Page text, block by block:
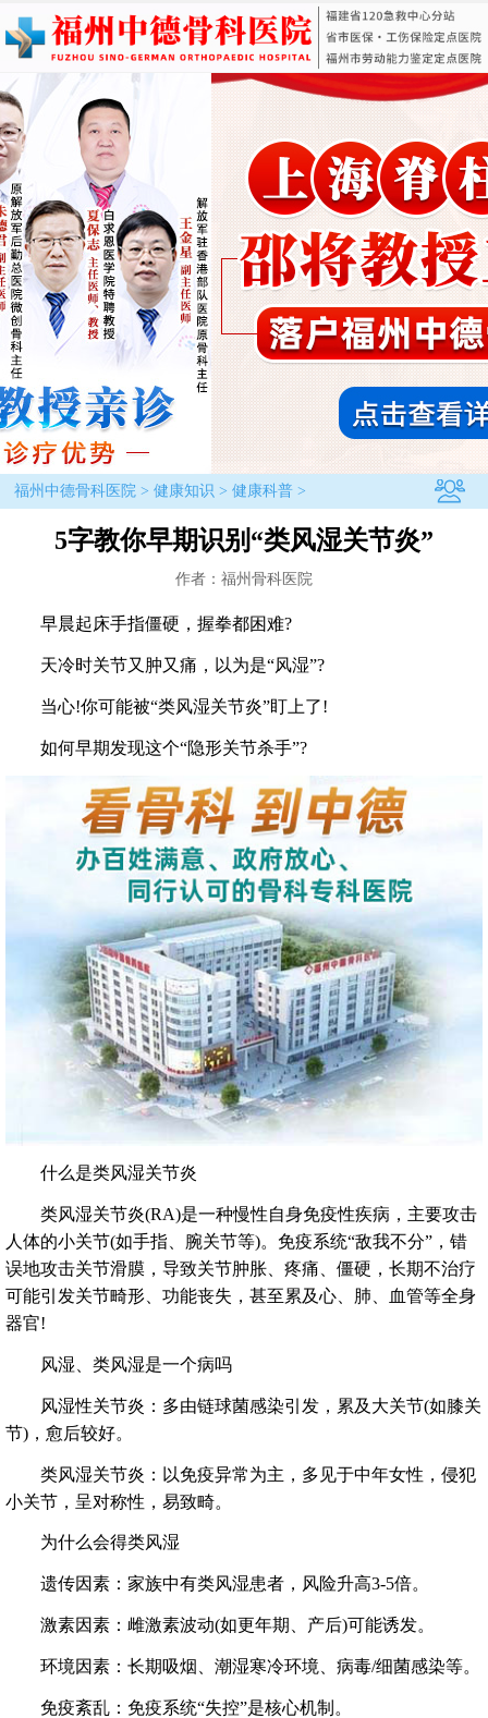
福州中德骨科医院> 健康知识 > 健康科普>
5字教你早期识别“类风湿关节炎”
作者：福州骨科医院
早晨起床手指僵硬，握拳都困难?
天冷时关节又肿又痛，以为是“风湿”?
当心!你可能被“类风湿关节炎”盯上了!
如何早期发现这个“隐形关节杀手”?
什么是类风湿关节炎
类风湿关节炎(RA)是一种慢性自身免疫性疾病，主要攻击
人体的小关节(如手指、腕关节等)。免疫系统“敌我不分”，错
误地攻击关节滑膜，导致关节肿胀、疼痛、僵硬，长期不治疗
可能引发关节畸形、功能丧失，甚至累及心、肺、血管等全身
器官!
风湿、类风湿是一个病吗
风湿性关节炎：多由链球菌感染引发，累及大关节(如膝关
节)，愈后较好。
类风湿关节炎：以免疫异常为主，多见于中年女性，侵犯
小关节，呈对称性，易致畸。
为什么会得类风湿
遗传因素：家族中有类风湿患者，风险升高3-5倍。
激素因素：雌激素波动(如更年期、产后)可能诱发。
环境因素：长期吸烟、潮湿寒冷环境、病毒/细菌感染等。
免疫紊乱：免疫系统“失控”是核心机制。